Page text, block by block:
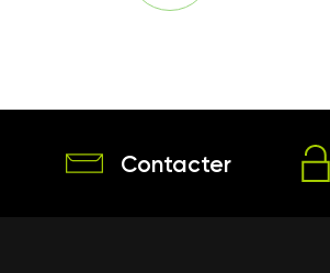
Contacter